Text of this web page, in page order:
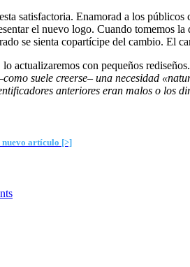
satisfactoria. Enamorad a los
el nuevo logo. Cuando tomemos
se sienta copartícipe del cambio. El
actualizaremos con pequeños
suele creerse– una necesidad
anteriores eran malos o los
nuevo artículo [>]